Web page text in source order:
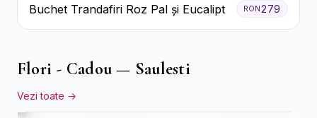
Buchet Trandafiri Roz Pal și Eucalipt RON 279
Flori - Cadou — Saulesti
Vezi toate →